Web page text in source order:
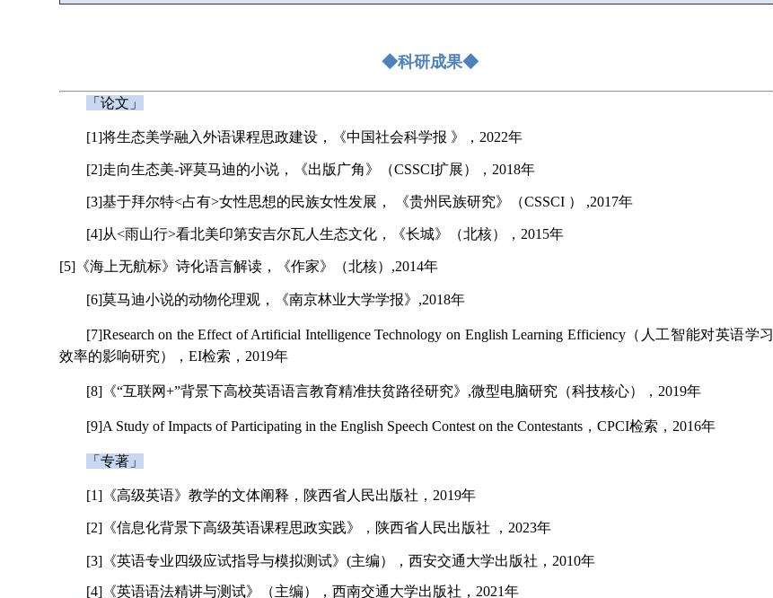
◆科研成果◆
「论文」
[1]将生态美学融入外语课程思政建设，《中国社会科学报 》，2022年
[2]走向生态美-评莫马迪的小说，《出版广角》（CSSCI扩展），2018年
[3]基于拜尔特<占有>女性思想的民族女性发展， 《贵州民族研究》（CSSCI ） ,2017年
[4]从<雨山行>看北美印第安吉尔瓦人生态文化，《长城》（北核），2015年
[5]《海上无航标》诗化语言解读，《作家》（北核）,2014年
[6]莫马迪小说的动物伦理观，《南京林业大学学报》,2018年
[7]Research on the Effect of Artificial Intelligence Technology on English Learning Efficiency（人工智能对英语学习
效率的影响研究）
， EI检索， 2019年
[8]《“互联网+”背景下高校英语语言教育精准扶贫路径研究》,微型电脑研究 （科技核心） ， 2019年
[9]A Study of Impacts of Participating in the English Speech Contest on the Contestants，CPCI检索，2016年
「专著」
[1]《高级英语》教学的文体阐释，陕西省人民出版社， 2019年
[2]《信息化背景下高级英语课程思政实践》，陕西省人民出版社 ，2023年
[3]《英语专业四级应试指导与模拟测试》(主编），西安交通大学出版社，2010年
[4]《英语语法精讲与测试》（主编），西南交通大学出版社， 2021年